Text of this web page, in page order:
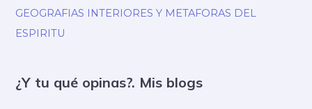
GEOGRAFIAS INTERIORES Y METAFORAS DEL
ESPIRITU
¿Y tu qué opinas?. Mis blogs